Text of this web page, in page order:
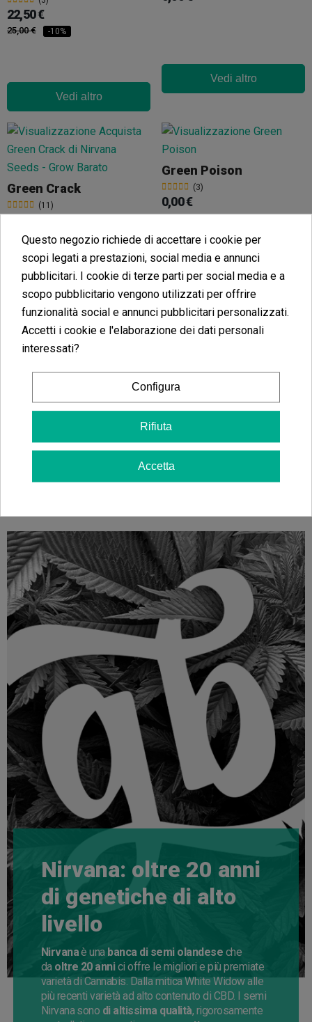
22,50 €
25,00 € -10%
Vedi altro
Vedi altro
Green Crack
(11)
Vedi altro
Green Poison
(3)
0,00 €
Vedi altro
Hindu Kush
27,00 €
-10%
Nirvana: oltre 20 anni
di genetiche di alto
livello
Nirvanaè una banca di semi olandese che
da oltre 20 annici offre le migliori e più premiate
varietà di Cannabis. Dalla mitica White Widow alle
più recenti varietà ad alto contenuto di CBD.
I semi
Nirvana sono di altissima qualità, rigorosamente
Questo negozio richiede di accettare i cookie per
scopi legati a prestazioni, social media e annunci
pubblicitari. I cookie di terze parti per social media e a
scopo pubblicitario vengono utilizzati per offrire
funzionalità social e annunci pubblicitari personalizzati.
Accetti i cookie e l'elaborazione dei dati personali
interessati?
Configura
Rifiuta
Accetta